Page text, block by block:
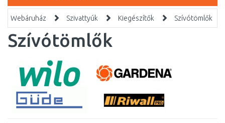
Webáruház Szivattyúk Kiegészítők Szívótömlők
Szívótömlők